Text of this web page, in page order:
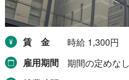
賃金
時給 1,300円
雇用期間
期間の定めなし